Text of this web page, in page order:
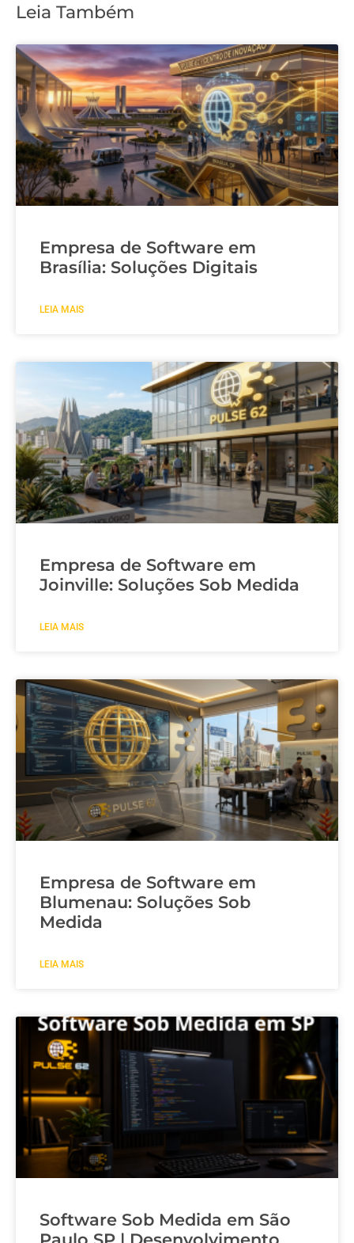
Leia Também
Empresa de Software em
Brasília: Soluções Digitais
LEIA MAIS
Empresa de Software em
Joinville: Soluções Sob Medida
LEIA MAIS
Empresa de Software em
Blumenau: Soluções Sob
Medida
LEIA MAIS
Software Sob Medida em São